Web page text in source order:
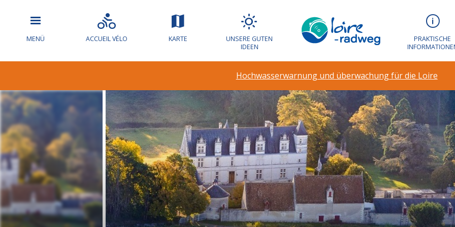
MENÜ ACCUEIL VÉLO KARTE
UNSERE GUTEN
IDEEN
PRAKTISCHE
Hochwasserwarnung und überwachung für die Loire